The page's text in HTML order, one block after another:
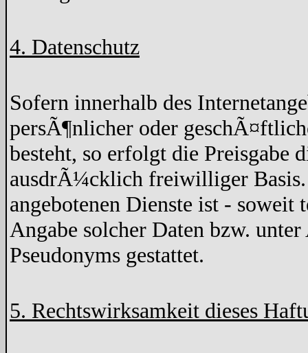
4. Datenschutz
Sofern innerhalb des
persÃ¶nlicher oder
besteht, so erfolgt die Preisgabe
ausdrÃ¼cklich freiwilliger Basis.
angebotenen Dienste ist -
Angabe solcher Daten bzw.
Pseudonyms gestattet.
5. Rechtswirksamkeit dieses